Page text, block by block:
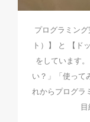
プログラミン
ト）】 と 【ド
をしています
い？」「使って
れからプログラ